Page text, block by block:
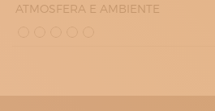
ATMOSFERA E AMBIENTE